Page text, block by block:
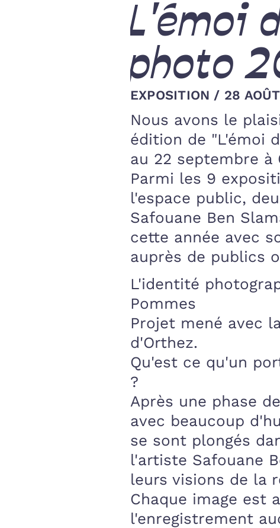
L'émoi
photo
EXPOSITION / 28
Nous avons le
édition de "L'émoi
au 22 septembre à
Parmi les 9
l'espace public,
Safouane Ben
cette année avec
auprès de publics
L'identité
Pommes
Projet mené avec
d'Orthez.
Qu'est ce qu'un
?
Après une phase
avec beaucoup
se sont plongés
l'artiste Safouane
leurs visions de la
Chaque image est
l'enregistrement